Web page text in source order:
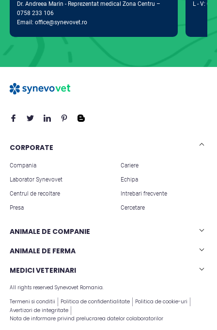
Dr. Andreea Marin - Reprezentat medical Zona Centru –
0758 233 106
Email: office@synevovet.ro
L - V:
CORPORATE
Compania
Laborator Synevovet
Centrul de recoltare
Presa
Cariere
Echipa
Intrebari frecvente
Cercetare
ANIMALE DE COMPANIE
Analize caini
ANIMALE DE FERMA
Analize rumegatoare mari
MEDICI VETERINARI
Articole stiintifice
All rights reserved Synevovet Romania.
Termeni si conditii
Politica de confidentialitate
Politica de cookie-uri
Avertizori de integritate
Nota de informare privind prelucrarea datelor colaboratorilor